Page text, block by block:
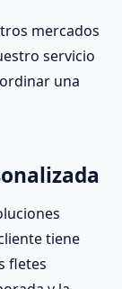
mercados
servicio
una
tiene
fletes